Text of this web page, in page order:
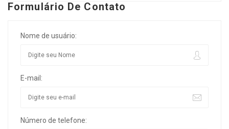
Formulário De Contato
Nome de usuário:
E-mail:
Número de telefone: